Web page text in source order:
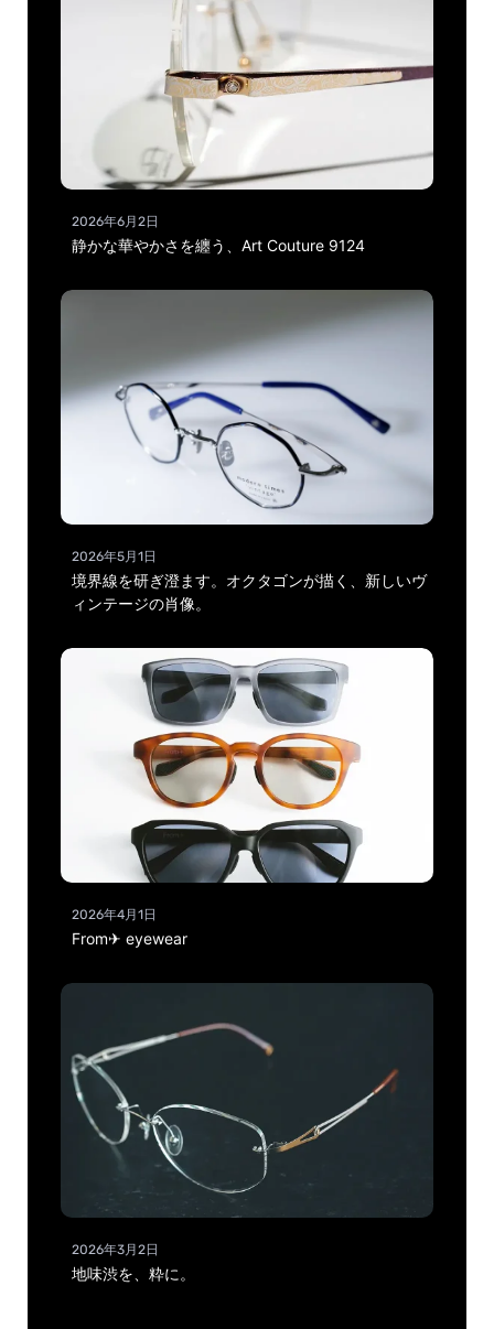
2026年6月2日
静かな華やかさを纏う、Art Couture 9124
2026年5月1日
境界線を研ぎ澄ます。オクタゴンが描く、新しいヴ
ィンテージの肖像。
2026年4月1日
From✈ eyewear
2026年3月2日
地味渋を、粋に。